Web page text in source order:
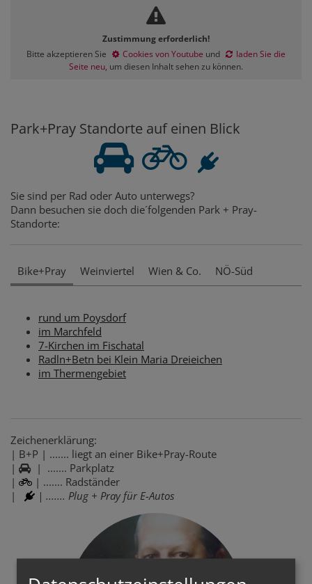
Zustimmung erforderlich!
Bitte akzeptieren Sie
Cookies von Youtube und
laden Sie die
Seite neu, um diesen Inhalt sehen zu können.
Park+Pray Standorte auf einen Blick
Sie sind per Rad oder Auto unterwegs?
Dann besuchen sie doch die´folgenden Park + Pray-
Standorte:
Bike+Pray Weinviertel Wien & Co. NÖ-Süd
rund um Poysdorf
im Marchfeld
7-Kirchen im Fischatal
Radln+Betn bei Klein Maria Dreieichen
im Thermengebiet
Zeichenerklärung:
| B+P | ....... liegt an einer Bike+Pray-Route
|
| ....... Parkplatz
|
| ....... Radständer
|
| ....... Plug + Pray für E-Autos